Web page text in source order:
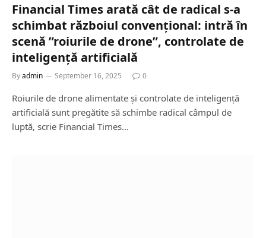
Financial Times arată cât de radical s-a
schimbat războiul convențional: intră în
scenă ”roiurile de drone”, controlate de
inteligență artificială
Byadmin September 16, 2025 0
Roiurile de drone alimentate și controlate de inteligență
artificială sunt pregătite să schimbe radical câmpul de
luptă, scrie Financial Times…